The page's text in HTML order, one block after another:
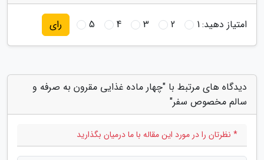
امتیاز دهید:1
2
3
4
5 رای
دیدگاه های مرتبط با "چهار ماده غذایی مقرون به صرفه و
سالم مخصوص سفر"
* نظرتان را در مورد این مقاله با ما درمیان بگذارید